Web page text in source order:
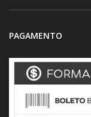
PAGAMENTO